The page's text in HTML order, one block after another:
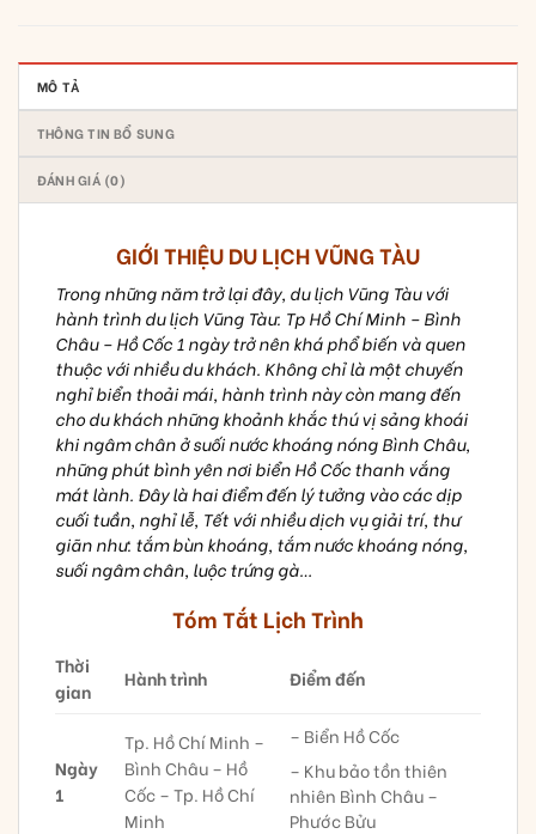
MÔ TẢ
THÔNG TIN BỔ SUNG
ĐÁNH GIÁ (0)
GIỚI THIỆU DU LỊCH VŨNG TÀU
Trong những năm trở lại đây, du lịch Vũng Tàu với
hành trình du lịch Vũng Tàu: Tp Hồ Chí Minh – Bình
Châu – Hồ Cốc 1 ngày trở nên khá phổ biến và quen
thuộc với nhiều du khách. Không chỉ là một chuyến
nghỉ biển thoải mái, hành trình này còn mang đến
cho du khách những khoảnh khắc thú vị sảng khoái
khi ngâm chân ở suối nước khoáng nóng Bình Châu,
những phút bình yên nơi biển Hồ Cốc thanh vắng
mát lành. Đây là hai điểm đến lý tưởng vào các dịp
cuối tuần, nghỉ lễ, Tết với nhiều dịch vụ giải trí, thư
giãn như: tắm bùn khoáng, tắm nước khoáng nóng,
suối ngâm chân, luộc trứng gà…
Tóm Tắt Lịch Trình
Thời
gian
Hành trình Điểm đến
Ngày
1
Tp. Hồ Chí Minh –
Bình Châu – Hồ
Cốc – Tp. Hồ Chí
Minh
– Biển Hồ Cốc
– Khu bảo tồn thiên
nhiên Bình Châu –
Phước Bửu